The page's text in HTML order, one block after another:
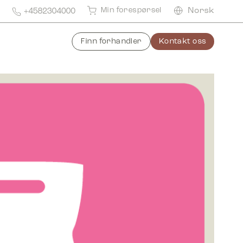
+4582304000 Min forespørsel Norsk
Finn forhandler Kontakt oss